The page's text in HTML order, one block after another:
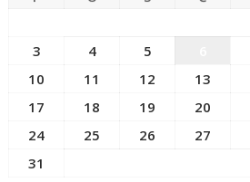
3
4 5
10
11 12 13
17
18 19 20
24
25 26 27
31